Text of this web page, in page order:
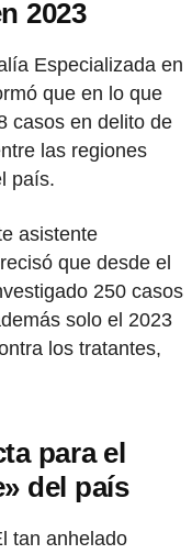
2023
Especializada en
que en lo que
casos en delito de
las regiones
país.
asistente
que desde el
250 casos
solo el 2023
los tratantes,
para el
del país
tan anhelado